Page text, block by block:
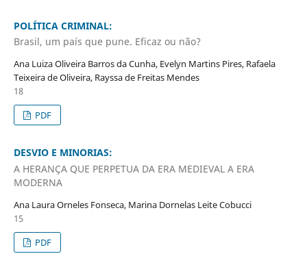
POLÍTICA CRIMINAL:
Brasil, um país que pune. Eficaz ou não?
Ana Luiza Oliveira Barros da Cunha, Evelyn Martins Pires, Rafaela
Teixeira de Oliveira, Rayssa de Freitas Mendes
18
PDF
DESVIO E MINORIAS:
A HERANÇA QUE PERPETUA DA ERA MEDIEVAL A ERA
MODERNA
Ana Laura Orneles Fonseca, Marina Dornelas Leite Cobucci
15
PDF